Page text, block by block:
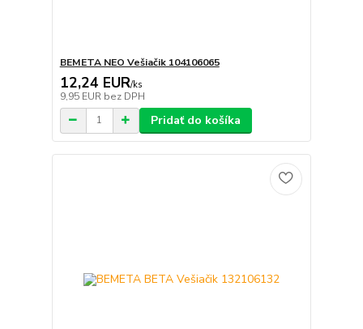
BEMETA NEO Vešiačik 104106065
12,24 EUR/ks
9,95 EUR bez DPH
Pridať do košíka